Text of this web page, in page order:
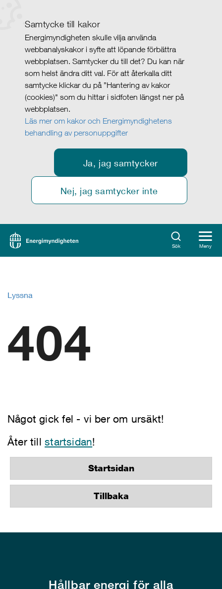
Samtycke till kakor
Energimyndigheten skulle vilja använda
webbanalyskakor i syfte att löpande förbättra
webbplatsen. Samtycker du till det? Du kan när
som helst ändra ditt val. För att återkalla ditt
samtycke klickar du på ”Hantering av kakor
(cookies)" som du hittar i sidfoten längst ner på
webbplatsen.
Läs mer om kakor och Energimyndighetens
behandling av personuppgifter
Ja, jag samtycker
Nej, jag samtycker inte
Sök Meny
Lyssna
404
Något gick fel - vi ber om ursäkt!
Åter tillstartsidan!
Startsidan
Tillbaka
Hållbar energi för alla